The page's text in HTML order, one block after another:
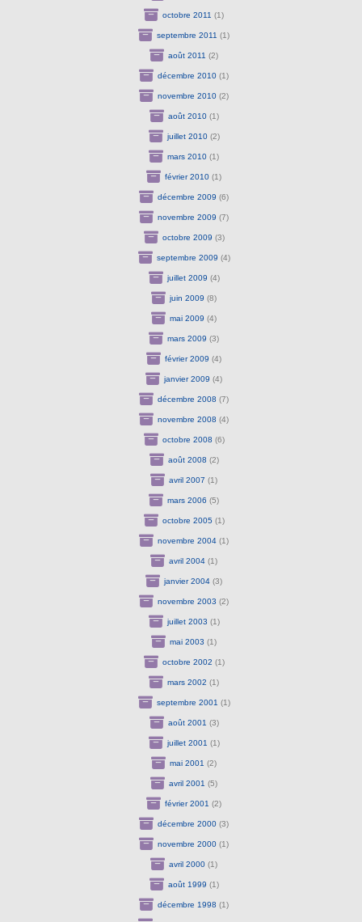
octobre 2011 (1)
septembre 2011 (1)
août 2011 (2)
décembre 2010 (1)
novembre 2010 (2)
août 2010(1)
juillet 2010(2)
mars 2010 (1)
février 2010 (1)
décembre 2009 (6)
novembre 2009 (7)
octobre 2009 (3)
septembre 2009 (4)
juillet 2009 (4)
juin 2009 (8)
mai 2009 (4)
mars 2009 (3)
février 2009 (4)
janvier 2009 (4)
décembre 2008 (7)
novembre 2008 (4)
octobre 2008 (6)
août 2008 (2)
avril 2007 (1)
mars 2006 (5)
octobre 2005 (1)
novembre 2004 (1)
avril 2004 (1)
janvier 2004 (3)
novembre 2003 (2)
juillet 2003 (1)
mai 2003 (1)
octobre 2002 (1)
mars 2002 (1)
septembre 2001 (1)
août 2001 (3)
juillet 2001 (1)
mai 2001 (2)
avril 2001 (5)
février 2001 (2)
décembre 2000 (3)
novembre 2000 (1)
avril 2000 (1)
août 1999 (1)
décembre 1998 (1)